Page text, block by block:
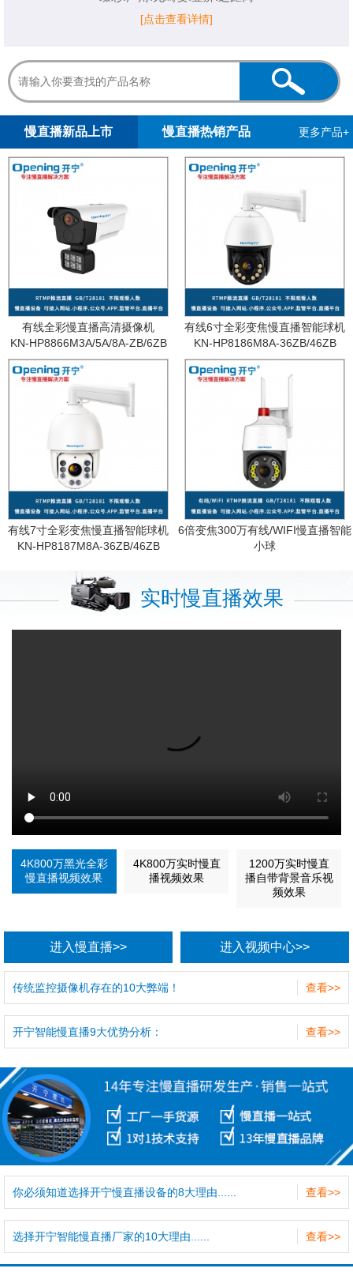
[点击查看详情]
慢直播新品上市 慢直播热销产品 更多产品+
有线全彩慢直播高清摄像机
KN-HP8866M3A/5A/8A-ZB/6ZB
有线6寸全彩变焦慢直播智能球机
KN-HP8186M8A-36ZB/46ZB
有线7寸全彩变焦慢直播智能球机
KN-HP8187M8A-36ZB/46ZB
6倍变焦300万有线/WIFI慢直播智能
小球
实时慢直播效果
4K800万黑光全彩
慢直播视频效果
4K800万实时慢直
播视频效果
1200万实时慢直
播自带背景音乐视
频效果
进入慢直播>> 进入视频中心>>
查看>>
传统监控摄像机存在的10大弊端！
查看>>
开宁智能慢直播9大优势分析：
查看>>
你必须知道选择开宁慢直播设备的8大理由......
查看>>
选择开宁智能慢直播厂家的10大理由......